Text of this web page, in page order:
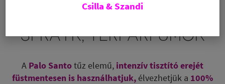
PALO SANTO ILLÓOLAJOK,
SPRAYK, TÉRPARFÜMÖK
A Palo Santotűz elemű, intenzív tisztító erejét
füstmentesen is használhatjuk, élvezhetjük a 100%
Csilla & Szandi